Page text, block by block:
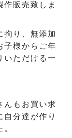
作販売致しま
拘り、無添加
子様からご年
いただける一
んもお買い求
分達が作り
。